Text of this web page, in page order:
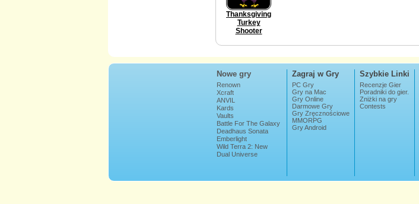
Thanksgiving
Turkey
Shooter
Nowe gry
Renown
Xcraft
ANVIL
Kards
Vaults
Battle For The Galaxy
Deadhaus Sonata
Emberlight
Wild Terra 2: New
Lands
Dual Universe
Zagraj w Gry
PC Gry
Gry na Mac
Gry Online
Darmowe Gry
Gry Zręcznościowe
MMORPG
Gry Android
Szybkie Linki
Recenzje Gier
Poradniki do gier.
Zniżki na gry
Contests